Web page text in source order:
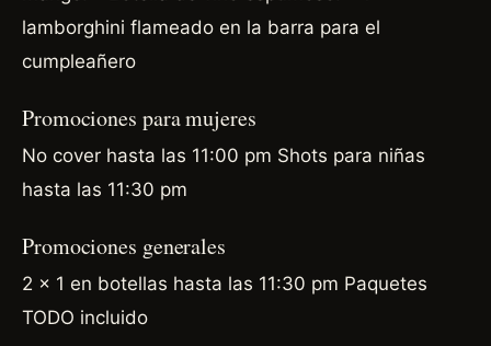
lamborghini flameado en la barra para el
cumpleañero
Promociones para mujeres
No cover hasta las 11:00 pm Shots para niñas
hasta las 11:30 pm
Promociones generales
2 x 1 en botellas hasta las 11:30 pm Paquetes
TODO incluido